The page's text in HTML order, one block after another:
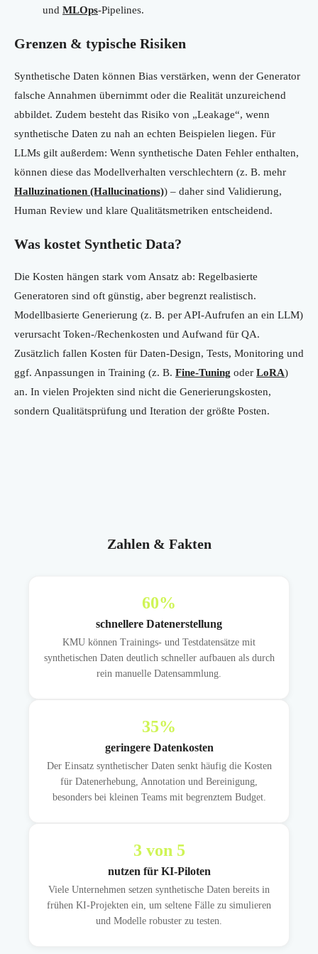
und MLOps-Pipelines.
Grenzen & typische Risiken
Synthetische Daten können Bias verstärken, wenn der Generator
falsche Annahmen übernimmt oder die Realität unzureichend
abbildet. Zudem besteht das Risiko von „Leakage“, wenn
synthetische Daten zu nah an echten Beispielen liegen. Für
LLMs gilt außerdem: Wenn synthetische Daten Fehler enthalten,
können diese das Modellverhalten verschlechtern (z. B. mehr
Halluzinationen (Hallucinations)) – daher sind Validierung,
Human Review und klare Qualitätsmetriken entscheidend.
Was kostet Synthetic Data?
Die Kosten hängen stark vom Ansatz ab: Regelbasierte
Generatoren sind oft günstig, aber begrenzt realistisch.
Modellbasierte Generierung (z. B. per API-Aufrufen an ein LLM)
verursacht Token-/Rechenkosten und Aufwand für QA.
Zusätzlich fallen Kosten für Daten-Design, Tests, Monitoring und
ggf. Anpassungen in Training (z. B. Fine-Tuning oder LoRA)
an. In vielen Projekten sind nicht die Generierungskosten,
sondern Qualitätsprüfung und Iteration der größte Posten.
Zahlen & Fakten
60%
schnellere Datenerstellung
KMU können Trainings- und Testdatensätze mit
synthetischen Daten deutlich schneller aufbauen als durch
rein manuelle Datensammlung.
35%
geringere Datenkosten
Der Einsatz synthetischer Daten senkt häufig die Kosten
für Datenerhebung, Annotation und Bereinigung,
besonders bei kleinen Teams mit begrenztem Budget.
3von 5
nutzen für KI-Piloten
Viele Unternehmen setzen synthetische Daten bereits in
frühen KI-Projekten ein, um seltene Fälle zu simulieren
und Modelle robuster zu testen.